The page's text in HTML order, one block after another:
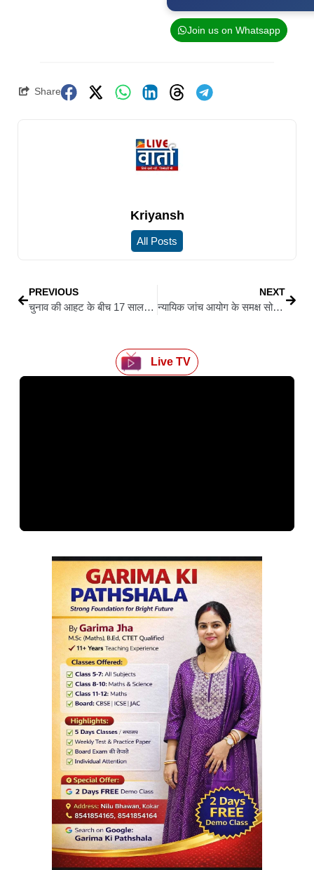
Join us on Whatsapp
Share
Kriyansh
All Posts
PREVIOUS
चुनाव की आहट के बीच 17 साल बाद खालिदा जिया के बेटे तारिक लंदन से कल लौट रहे हैं बांग्लादेश
NEXT
न्यायिक जांच आयोग के समक्ष सोमवार को पेश होंगे नेपाल के पूर्व गृहमंत्री रमेश लेखक
Live TV